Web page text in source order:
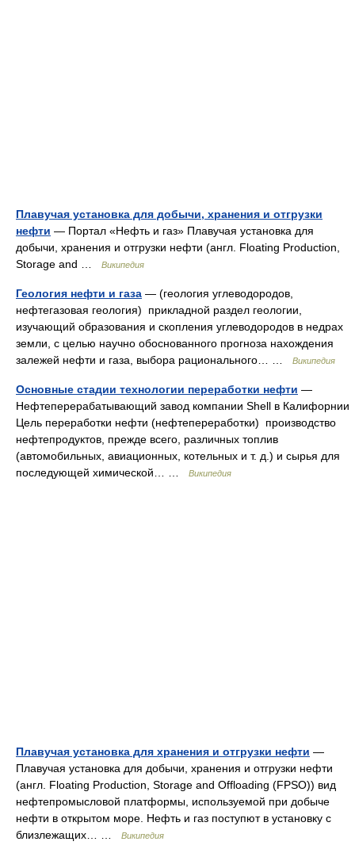
Плавучая установка для добычи, хранения и отгрузки
нефти — Портал «Нефть и газ» Плавучая установка для
добычи, хранения и отгрузки нефти (англ. Floating Production,
Storage and …
Википедия
Геология нефти и газа — (геология углеводородов,
нефтегазовая геология) прикладной раздел геологии,
изучающий образования и скопления углеводородов в недрах
земли, с целью научно обоснованного прогноза нахождения
залежей нефти и газа, выбора рационального… …
Википедия
Основные стадии технологии переработки нефти —
Нефтеперерабатывающий завод компании Shell в Калифорнии
Цель переработки нефти (нефтепереработки) производство
нефтепродуктов, прежде всего, различных топлив
(автомобильных, авиационных, котельных и т. д.) и сырья для
последующей химической… …
Википедия
Плавучая установка для хранения и отгрузки нефти —
Плавучая установка для добычи, хранения и отгрузки нефти
(англ. Floating Production, Storage and Offloading (FPSO)) вид
нефтепромысловой платформы, используемой при добыче
нефти в открытом море. Нефть и газ поступют в установку с
близлежащих… …
Википедия